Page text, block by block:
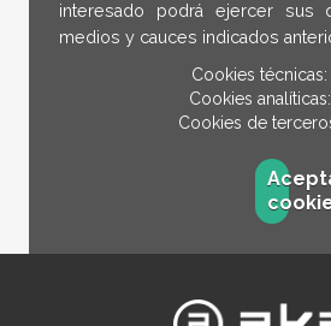
interesado podrá ejercer sus
medios y cauces indicados
Cookies técnicas:
Cookies analíticas:
Cookies de